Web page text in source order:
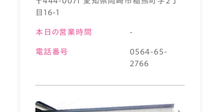
目16-1
本日の営業時間 -
電話番号
0564-65-
2766